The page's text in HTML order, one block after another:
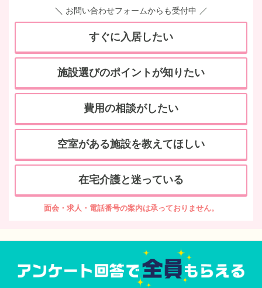
お問い合わせフォームからも受付中
すぐに入居したい
施設選びのポイントが知りたい
費用の相談がしたい
空室がある施設を教えてほしい
在宅介護と迷っている
面会・求人・電話番号の案内は承っておりません。